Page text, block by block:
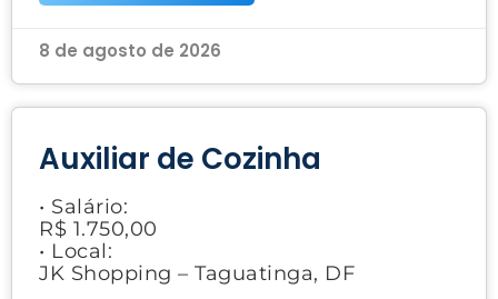
8 de agosto de 2026
Auxiliar de Cozinha
• Salário:
R$ 1.750,00
• Local:
JK Shopping – Taguatinga, DF